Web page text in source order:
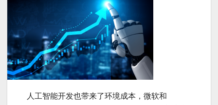
人工智能开发也带来了环境成本，微软和